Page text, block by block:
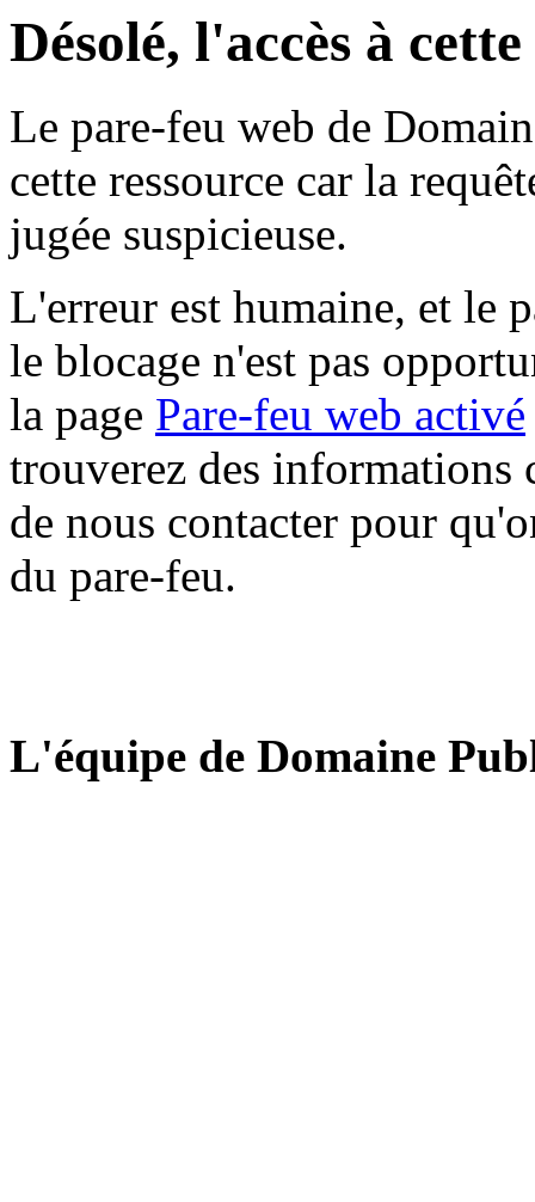
Désolé, l'accès à
Le pare-feu web de
cette ressource car la
jugée suspicieuse.
L'erreur est humaine, et le
le blocage n'est pas
la page Pare-feu web activé
trouverez des informations
de nous contacter pour
du pare-feu.
L'équipe de Domaine